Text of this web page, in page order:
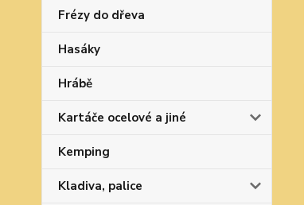
Frézy do dřeva
Hasáky
Hrábě
Kartáče ocelové a jiné
Kemping
Kladiva, palice